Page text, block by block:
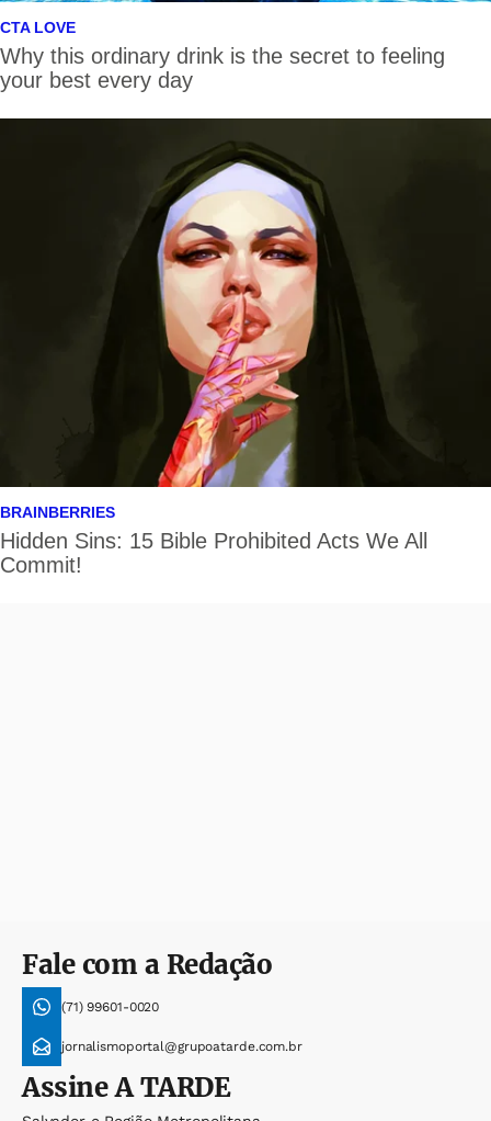
Fale com a Redação
(71) 99601-0020
jornalismoportal@grupoatarde.com.br
AssineA TARDE